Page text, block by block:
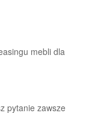
mebli dla
pytanie zawsze